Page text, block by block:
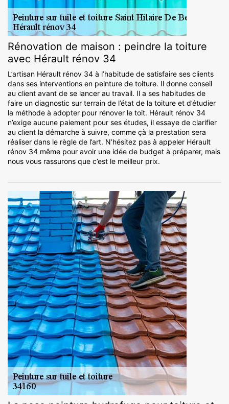
Rénovation de maison : peindre la toiture
avec Hérault rénov 34
L’artisan Hérault rénov 34 à l’habitude de satisfaire ses clients
dans ses interventions en peinture de toiture. Il donne conseil
au client avant de se lancer au travail. Il a ses habitudes de
faire un diagnostic sur terrain de l’état de la toiture et d’étudier
la méthode à adopter pour rénover le toit. Hérault rénov 34
n’exige aucune paiement pour ses études, il essaye de clarifier
au client la démarche à suivre, comme çà la prestation sera
réaliser dans le règle de l’art. N’hésitez pas à appeler Hérault
rénov 34 même pour avoir une idée de budget à préparer, mais
nous vous rassurons que c’est le meilleur prix.